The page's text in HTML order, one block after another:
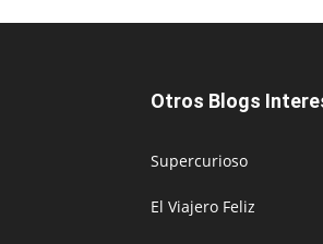
Otros Blogs
Supercurioso
El Viajero Feliz